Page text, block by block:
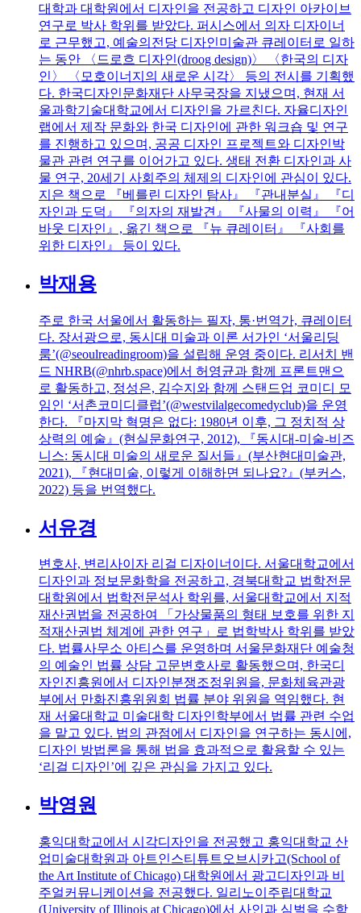
대학과 대학원에서 디자인을 전공하고 디자인 아카이브
연구로 박사 학위를 받았다. 퍼시스에서 의자 디자이너
로 근무했고, 예술의전당 디자인미술관 큐레이터로 일하
는 동안 〈드로흐 디자인(droog design)〉 〈한국의 디자
인〉 〈모호이너지의 새로운 시각〉 등의 전시를 기획했
다. 한국디자인문화재단 사무국장을 지냈으며, 현재 서
울과학기술대학교에서 디자인을 가르친다. 자율디자인
랩에서 제작 문화와 한국 디자인에 관한 워크숍 및 연구
를 진행하고 있으며, 공공 디자인 프로젝트와 디자인박
물관 관련 연구를 이어가고 있다. 생태 전환 디자인과 사
물 연구, 20세기 사회주의 체제의 디자인에 관심이 있다.
지은 책으로 『베를린 디자인 탐사』 『관내분실』 『디
자인과 도덕』 『의자의 재발견』 『사물의 이력』 『어
바웃 디자인』, 옮긴 책으로 『뉴 큐레이터』 『사회를
위한 디자인』 등이 있다.
박재용
주로 한국 서울에서 활동하는 필자, 통·번역가, 큐레이터
다. 장서광으로, 동시대 미술과 이론 서가인 ‘서울리딩
룸’(@seoulreadingroom)을 설립해 운영 중이다. 리서치 밴
드 NHRB(@nhrb.space)에서 허영균과 함께 프론트맨으
로 활동하고, 정성은, 김수지와 함께 스탠드업 코미디 모
임인 ‘서촌코미디클럽’(@westvilalgecomedyclub)을 운영
한다. 『마지막 혁명은 없다: 1980년 이후, 그 정치적 상
상력의 예술』(현실문화연구, 2012), 『동시대-미술-비즈
니스: 동시대 미술의 새로운 질서들』(부산현대미술관,
2021), 『현대미술, 이렇게 이해하면 되나요?』(부커스,
2022) 등을 번역했다.
서유경
변호사, 변리사이자 리걸 디자이너이다. 서울대학교에서
디자인과 정보문화학을 전공하고, 경북대학교 법학전문
대학원에서 법학전문석사 학위를, 서울대학교에서 지적
재산권법을 전공하여 「가상물품의 형태 보호를 위한 지
적재산권법 체계에 관한 연구」로 법학박사 학위를 받았
다. 법률사무소 아티스를 운영하며 서울문화재단 예술청
의 예술인 법률 상담 고문변호사로 활동했으며, 한국디
자인진흥원에서 디자인분쟁조정위원을, 문화체육관광
부에서 만화진흥위원회 법률 분야 위원을 역임했다. 현
재 서울대학교 미술대학 디자인학부에서 법률 관련 수업
을 맡고 있다. 법의 관점에서 디자인을 연구하는 동시에,
디자인 방법론을 통해 법을 효과적으로 활용할 수 있는
‘리걸 디자인’에 깊은 관심을 가지고 있다.
박영원
홍익대학교에서 시각디자인을 전공했고 홍익대학교 산
업미술대학원과 아트인스티튜트오브시카고(School of
the Art Institute of Chicago) 대학원에서 광고디자인과 비
주얼커뮤니케이션을 전공했다. 일리노이주립대학교
(University of Illinois at Chicago)에서 사인과 심벌을 수학